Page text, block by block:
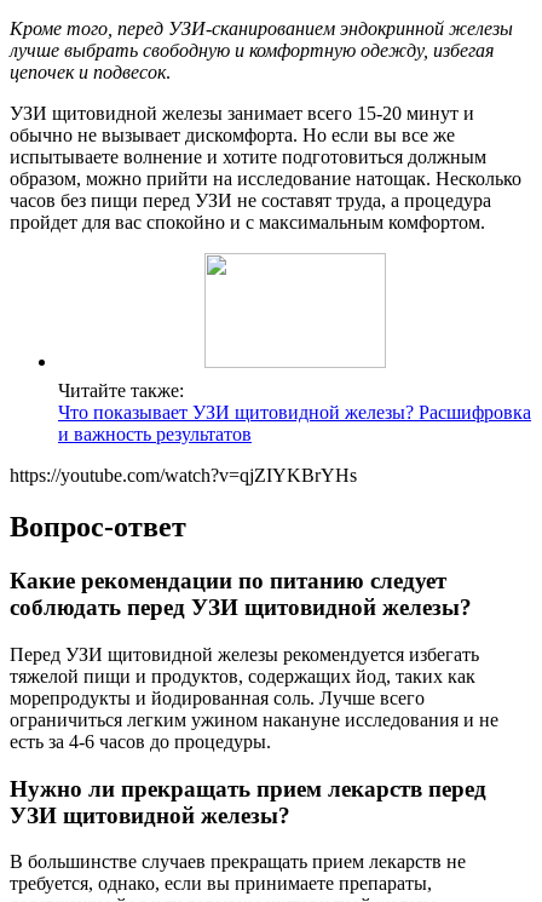
Кроме того, перед УЗИ-сканированием эндокринной железы
лучше выбрать свободную и комфортную одежду, избегая
цепочек и подвесок.
УЗИ щитовидной железы занимает всего 15-20 минут и
обычно не вызывает дискомфорта. Но если вы все же
испытываете волнение и хотите подготовиться должным
образом, можно прийти на исследование натощак. Несколько
часов без пищи перед УЗИ не составят труда, а процедура
пройдет для вас спокойно и с максимальным комфортом.
Читайте также:
Что показывает УЗИ щитовидной железы? Расшифровка
и важность результатов
https://youtube.com/watch?v=qjZIYKBrYHs
Вопрос-ответ
Какие рекомендации по питанию следует
соблюдать перед УЗИ щитовидной железы?
Перед УЗИ щитовидной железы рекомендуется избегать
тяжелой пищи и продуктов, содержащих йод, таких как
морепродукты и йодированная соль. Лучше всего
ограничиться легким ужином накануне исследования и не
есть за 4-6 часов до процедуры.
Нужно ли прекращать прием лекарств перед
УЗИ щитовидной железы?
В большинстве случаев прекращать прием лекарств не
требуется, однако, если вы принимаете препараты,